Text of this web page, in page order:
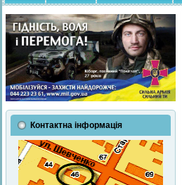
Контактна інформація